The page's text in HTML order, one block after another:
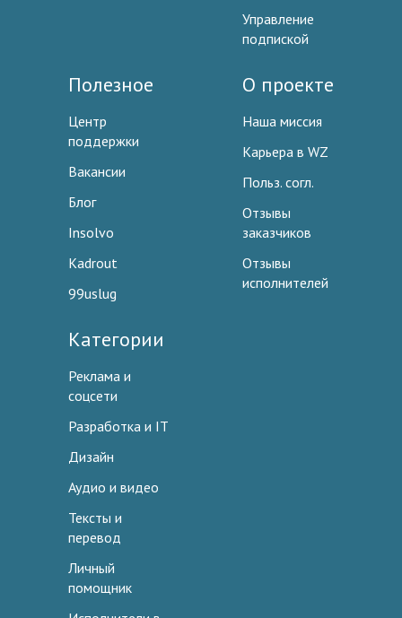
Управление
подпиской
Полезное
Центр
поддержки
Вакансии
Блог
Insolvo
Kadrout
99uslug
О проекте
Наша миссия
Карьера в WZ
Польз. согл.
Отзывы
заказчиков
Отзывы
исполнителей
Категории
Реклама и
соцсети
Разработка и IT
Дизайн
Аудио и видео
Тексты и
перевод
Личный
помощник